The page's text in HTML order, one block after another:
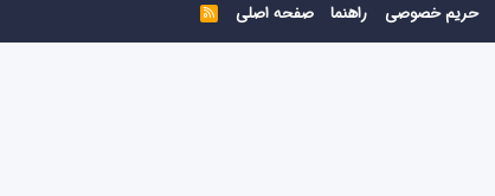
حریم خصوصی راهنما صفحه اصلی
R
S
S